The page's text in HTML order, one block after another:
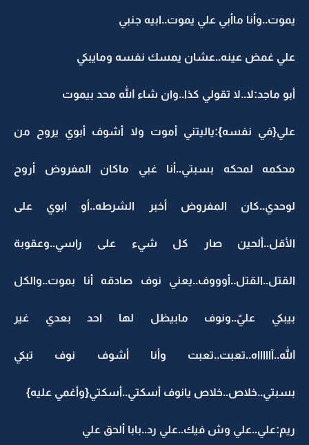
يموت..وأنا ماأبي علي يموت..ابيه جنبي
علي غمض عينه..عشان يمسك نفسه ومايبكي
أبو ماجد:لا..لا تقولي كذا..وان شاء الله محد بيموت
علي{في نفسه}:ياليتني أموت ولا أشوف أبوي يروح من
محكمه لمحكه بسبتي..أنا غبي ماكان المفروض أروح
لوحدي..كان المفروض أخبر الشرطه..أو ابوي على
الأقل..ألحين صار كل شيء على راسي..وعقوبة
القتل..القتل..أوووف..يعني نوف صادقه أنا بموت..والكل
بيبكي عليّ..ونوف مابيظل لها احد بعدي غير
الله..آاااااه..تعبت..تعبت وأنا أشوف نوف تبكي
بسبتي..خلاص..خلاص يانوف أسكتي..أسكتي{وأغمي عليه}
ريم:علي..علي وش فيك..علي رد..بابا ألحق علي